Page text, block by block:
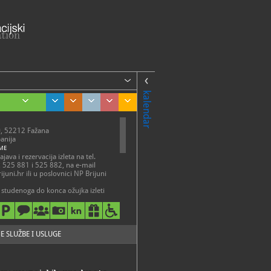
kalendar
52212 Fažana
i rezervacija izleta na tel.
881 i 525 882, na e-mail
ili u poslovnici NP Brijuni
do konca ožujka izleti
Službe za izletnički turizam.
Moguća je kupovina ulaznica
brijuni.hr/hr/ulaznice
brijuni/kulturno-p...
SLUŽBE I USLUGE